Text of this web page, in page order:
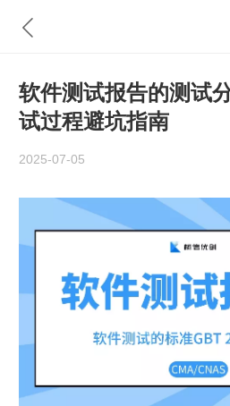
软件测试报告的测试
试过程避坑指南
2025-07-05